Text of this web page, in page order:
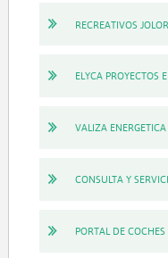
RECREATIVOS
ELYCA PROYECTOS
VALIZA ENERGETICA
CONSULTA Y
PORTAL DE